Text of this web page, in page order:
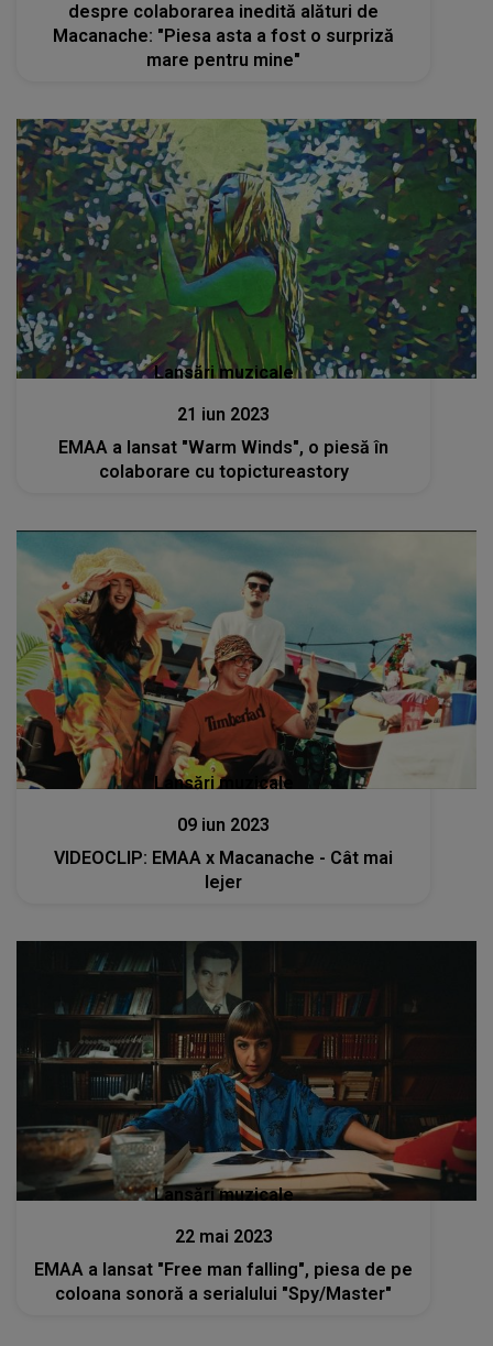
despre colaborarea inedită alături de
Macanache: "Piesa asta a fost o surpriză
mare pentru mine"
Lansări muzicale
21 iun 2023
EMAA a lansat "Warm Winds", o piesă în
colaborare cu topictureastory
Lansări muzicale
09 iun 2023
VIDEOCLIP: EMAA x Macanache - Cât mai
lejer
Lansări muzicale
22 mai 2023
EMAA a lansat "Free man falling", piesa de pe
coloana sonoră a serialului "Spy/Master"